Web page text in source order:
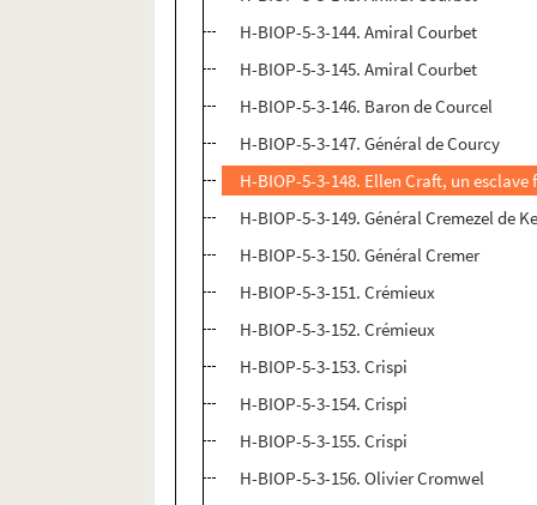
H-BIOP-5-3-144. Amiral Courbet
H-BIOP-5-3-145. Amiral Courbet
H-BIOP-5-3-146. Baron de Courcel
H-BIOP-5-3-147. Général de Courcy
H-BIOP-5-3-148. Ellen Craft, un
H-BIOP-5-3-149. Général Cremezel de
H-BIOP-5-3-150. Général Cremer
H-BIOP-5-3-151. Crémieux
H-BIOP-5-3-152. Crémieux
H-BIOP-5-3-153. Crispi
H-BIOP-5-3-154. Crispi
H-BIOP-5-3-155. Crispi
H-BIOP-5-3-156. Olivier Cromwel